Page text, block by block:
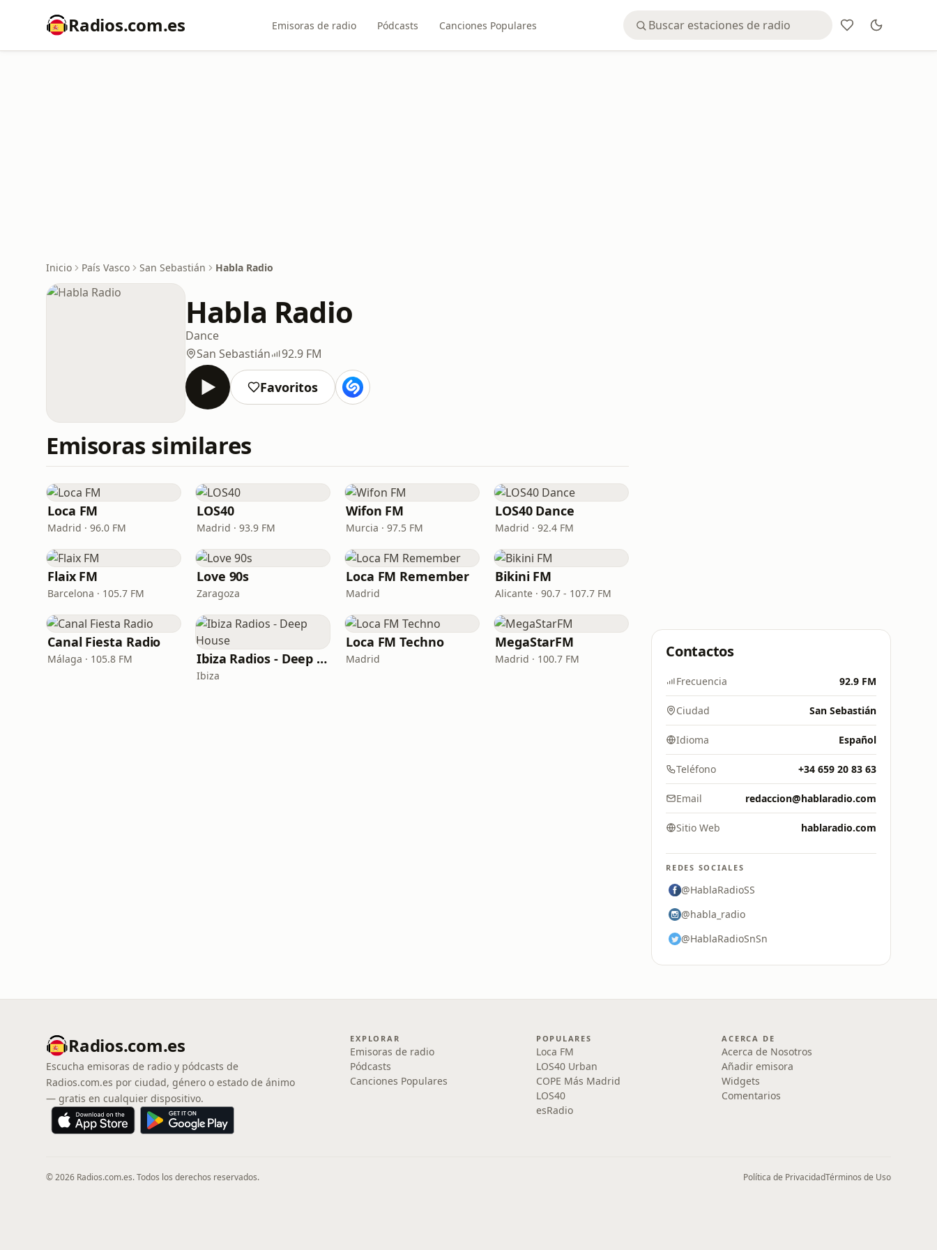
Radios.com.es Emisoras de radio Pódcasts Canciones Populares
Inicio País Vasco San Sebastián Habla Radio
Habla Radio
Dance
San Sebastián
92.9 FM
Favoritos
Emisoras similares
Loca FM
Madrid · 96.0 FM
LOS40
Madrid · 93.9 FM
Wifon FM
Murcia · 97.5 FM
LOS40 Dance
Madrid · 92.4 FM
Flaix FM
Barcelona · 105.7 FM
Love 90s
Zaragoza
Loca FM Remember
Madrid
Bikini FM
Alicante · 90.7 - 107.7 FM
Canal Fiesta Radio
Málaga · 105.8 FM Ibiza Radios - Deep House
Ibiza
Loca FM Techno
Madrid
MegaStarFM
Madrid · 100.7 FM Contactos
Frecuencia 92.9 FM
Ciudad San Sebastián
Idioma Español
Teléfono +34 659 20 83 63
Email redaccion@hablaradio.com
Sitio Web hablaradio.com
REDES SOCIALES
@HablaRadioSS
@habla_radio
@HablaRadioSnSn
Radios.com.es
Escucha emisoras de radio y pódcasts de
Radios.com.es por ciudad, género o estado de ánimo
— gratis en cualquier dispositivo.
EXPLORAR
Emisoras de radio
Pódcasts
Canciones Populares
POPULARES
Loca FM
LOS40 Urban
COPE Más Madrid
LOS40
esRadio
ACERCA DE
Acerca de Nosotros
Añadir emisora
Widgets
Comentarios
© 2026 Radios.com.es. Todos los derechos reservados. Política de PrivacidadTérminos de Uso